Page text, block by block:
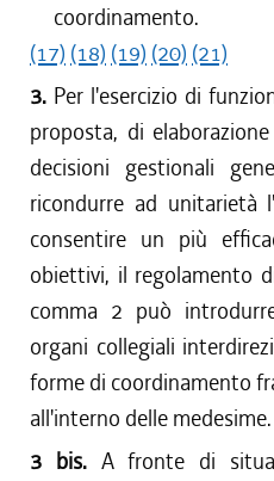
coordinamento.
(17) (18) (19) (20) (21)
3. Per l'esercizio di
proposta, di
decisioni gestionali
ricondurre ad unitarietà
consentire un più
obiettivi, il regolamento
comma 2 può
organi collegiali
forme di coordinamento
all'interno delle medesime.
3 bis. A fronte di